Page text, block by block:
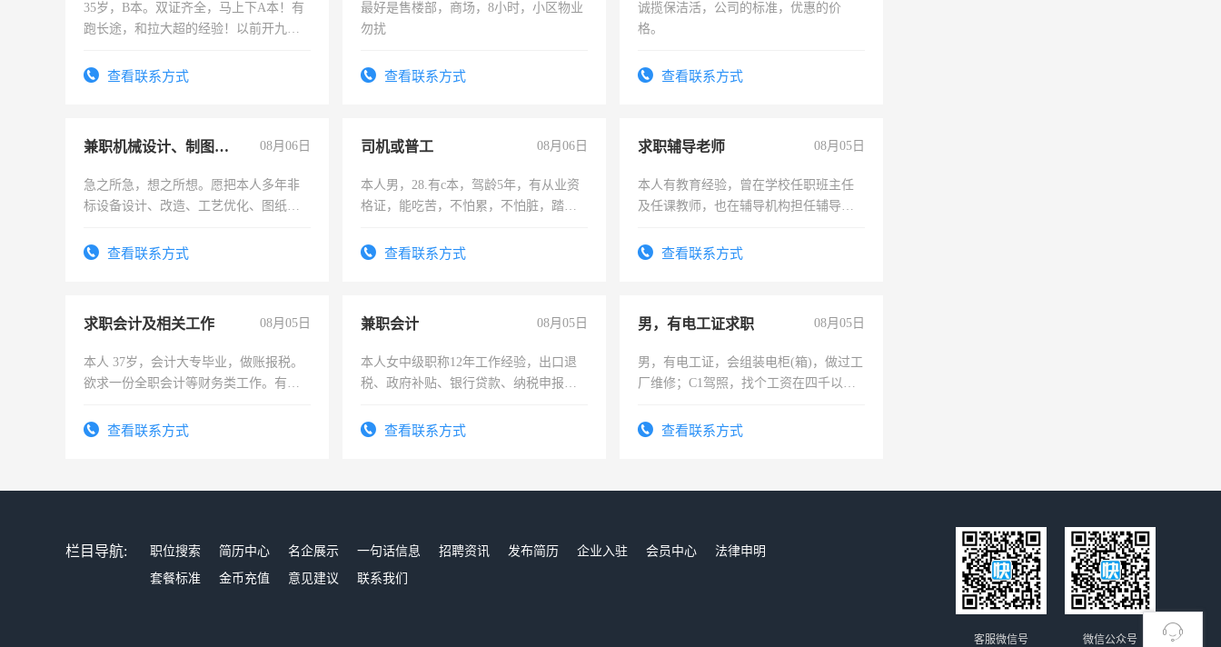
35岁，B本。双证齐全，马上下A本！有
跑长途，和拉大超的经验！以前开九米
查看联系方式
最好是售楼部，商场，8小时，小区物业
勿扰
查看联系方式
诚揽保洁活，公司的标准，优惠的价
格。
查看联系方式
兼职机械设计、制图、设备改造 08月06日
急之所急，想之所想。愿把本人多年非
标设备设计、改造、工艺优化、图纸制
结识有识之士，共享未来。
查看联系方式
司机或普工 08月06日
本人男，28.有c本，驾龄5年，有从业资
格证，能吃苦，不怕累，不怕脏，踏
查看联系方式
求职辅导老师 08月05日
本人有教育经验，曾在学校任职班主任
及任课教师，也在辅导机构担任辅导教
查看联系方式
求职会计及相关工作 08月05日
本人 37岁，会计大专毕业，做账报税。
欲求一份全职会计等财务类工作。有会
查看联系方式
兼职会计 08月05日
本人女中级职称12年工作经验，出口退
税、政府补贴、银行贷款、纳税申报、
务，财务咨询等业务。欲求兼职会计工
查看联系方式
男，有电工证求职 08月05日
男，有电工证，会组装电柜(箱)，做过工
厂维修；C1驾照，找个工资在四千以
电话查看联系方式
栏目导航: 职位搜索 简历中心 名企展示 一句话信息 招聘资讯 发布简历 企业入驻 会员中心
法律申明
套餐标准
金币充值 意见建议 联系我们
微信公众号
客服微信号